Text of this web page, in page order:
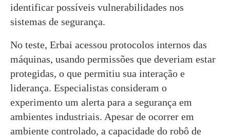
identificar possíveis vulnerabilidades nos
sistemas de segurança.
No teste, Erbai acessou protocolos internos das
máquinas, usando permissões que deveriam estar
protegidas, o que permitiu sua interação e
liderança. Especialistas consideram o
experimento um alerta para a segurança em
ambientes industriais. Apesar de ocorrer em
ambiente controlado, a capacidade do robô de